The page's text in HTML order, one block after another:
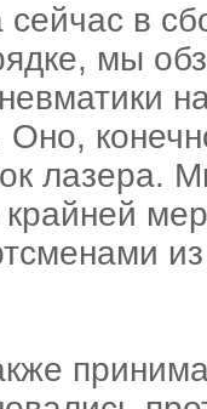
сейчас в
мы
лазера.
крайней